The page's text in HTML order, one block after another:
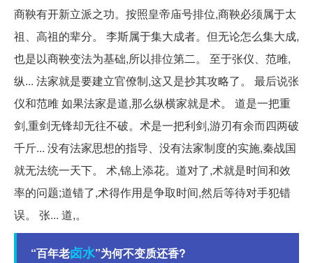
商鞅有开新立派之功。按照皇帝庙号排位,商鞅必须属于太
祖、高祖的辈分。 李斯属于集大成者。但无论怎么集大成,
也是以商鞅变法为基础,所以排位第二。 至于张仪、范雎,
纵... 法家就是要建立官僚制,这又是抄其攻略了。 最后说张
仪和范雎 如果法家是道,那么纵横家就是术。 道是一把重
剑,重剑无锋却无往不破。术是一把利剑,游刃有余而四两破
千斤... 没有法家思想的指导、没有法家制度的实施,秦战国
就无法统一天下。 术,锦上添花。道对了,术就是时间和效
率的问题;道错了,术得作用是争取时间,然后等待对手犯错
误。 张... 道,。
“百年老卤水”为何不变质还香?